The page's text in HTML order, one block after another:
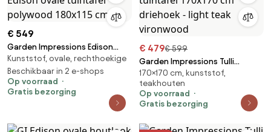
€ 549
Garden Impressions Edison
ovale tuintafel polywood
180x115 cm.
Kunststof, ovale, rechthoekige
Beschikbaar in 2 e-shops
Op voorraad
Gratis bezorging
€ 479€ 599
Garden Impressions Tulli
tuintafel 170x170 cm driehoek -
light teak vironwood
170×170 cm, kunststof,
teakhouten
Op voorraad
Gratis bezorging